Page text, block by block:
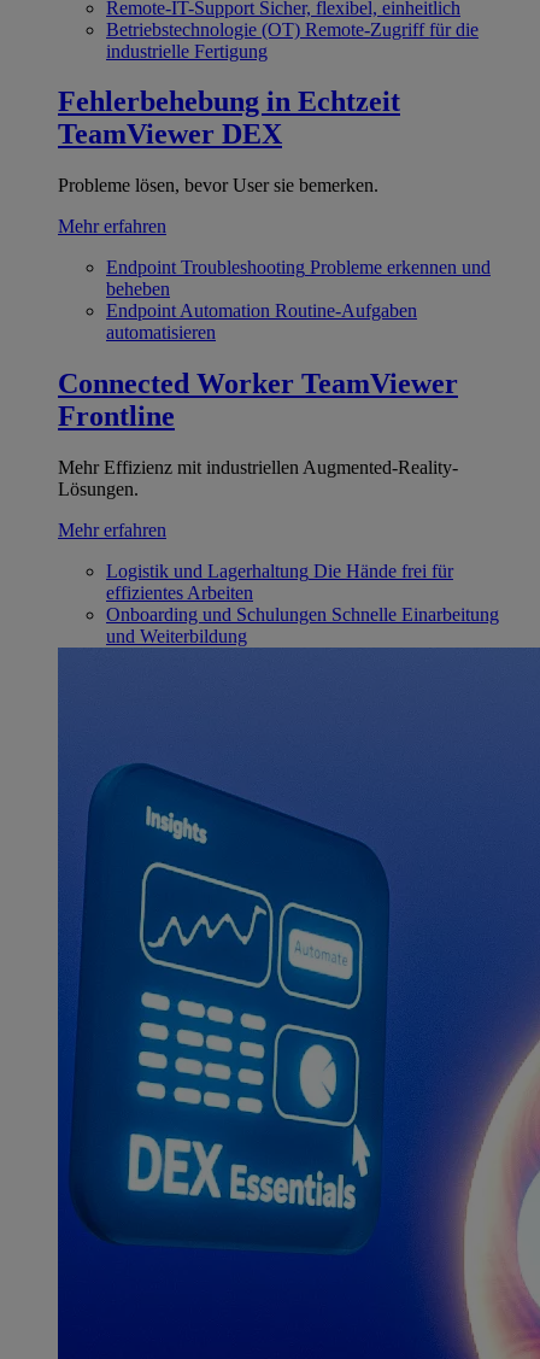
Remote-IT-Support Sicher, flexibel, einheitlich
Betriebstechnologie (OT) Remote-Zugriff für die
industrielle Fertigung
Fehlerbehebung in Echtzeit
TeamViewer DEX
Probleme lösen, bevor User sie bemerken.
Mehr erfahren
Endpoint Troubleshooting Probleme erkennen und
beheben
Endpoint Automation Routine-Aufgaben
automatisieren
Connected Worker TeamViewer
Frontline
Mehr Effizienz mit industriellen Augmented-Reality-
Lösungen.
Mehr erfahren
Logistik und Lagerhaltung Die Hände frei für
effizientes Arbeiten
Onboarding und Schulungen Schnelle Einarbeitung
und Weiterbildung